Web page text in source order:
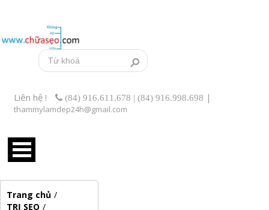
Liên hệ ! (84) 916.611.678 | (84) 916.998.698 |
thammylamdep24h@gmail.com
Trang chủ /
TRỊ SẸO /